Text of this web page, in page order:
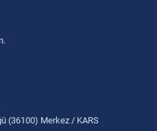
(36100) Merkez / KARS